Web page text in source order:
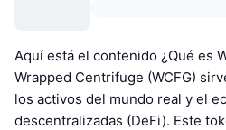
Aquí está el contenido ¿Qué es
Wrapped Centrifuge (WCFG)
los activos del mundo real y el
descentralizadas (DeFi). Este